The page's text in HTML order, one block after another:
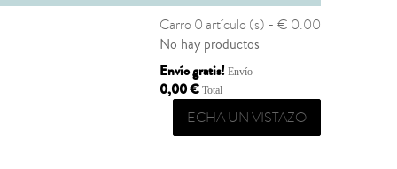
Carro 0 artículo (s) - € 0.00
No hay productos
Envío gratis! Envío
0,00 € Total
ECHA UN VISTAZO